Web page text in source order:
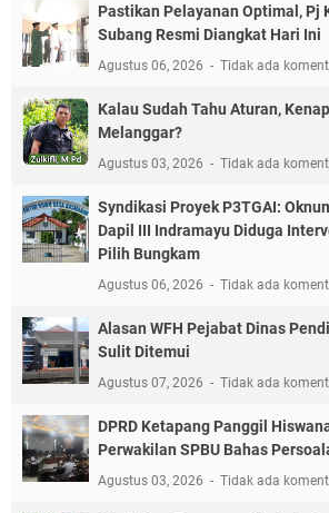
Pastikan Pelayanan Optimal, Pj
Subang Resmi Diangkat Hari Ini
Agustus 06, 2026 Tidak ada
Kalau Sudah Tahu Aturan,
Melanggar?
Agustus 03, 2026 Tidak ada
Syndikasi Proyek P3TGAI:
Dapil III Indramayu Diduga
Pilih Bungkam
Agustus 06, 2026 Tidak ada
Alasan WFH Pejabat Dinas
Sulit Ditemui
Agustus 07, 2026 Tidak ada
DPRD Ketapang Panggil
Perwakilan SPBU Bahas
Agustus 03, 2026 Tidak ada